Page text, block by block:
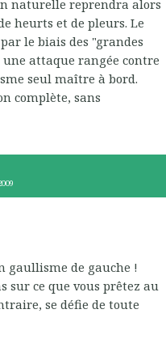
naturelle reprendra alors
heurts et de pleurs. Le
le biais des "grandes
attaque rangée contre
seul maître à bord.
complète, sans
gaullisme de gauche !
sur ce que vous prêtez au
se défie de toute